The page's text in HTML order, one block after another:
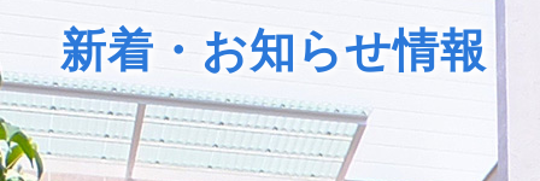
新着・お知らせ情報